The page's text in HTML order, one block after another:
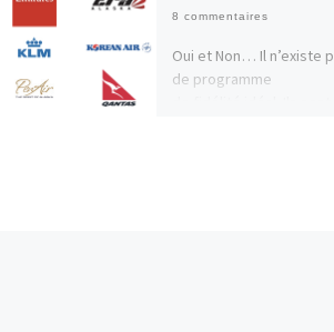
8 commentaires
Oui et Non… Il n’existe
de programme